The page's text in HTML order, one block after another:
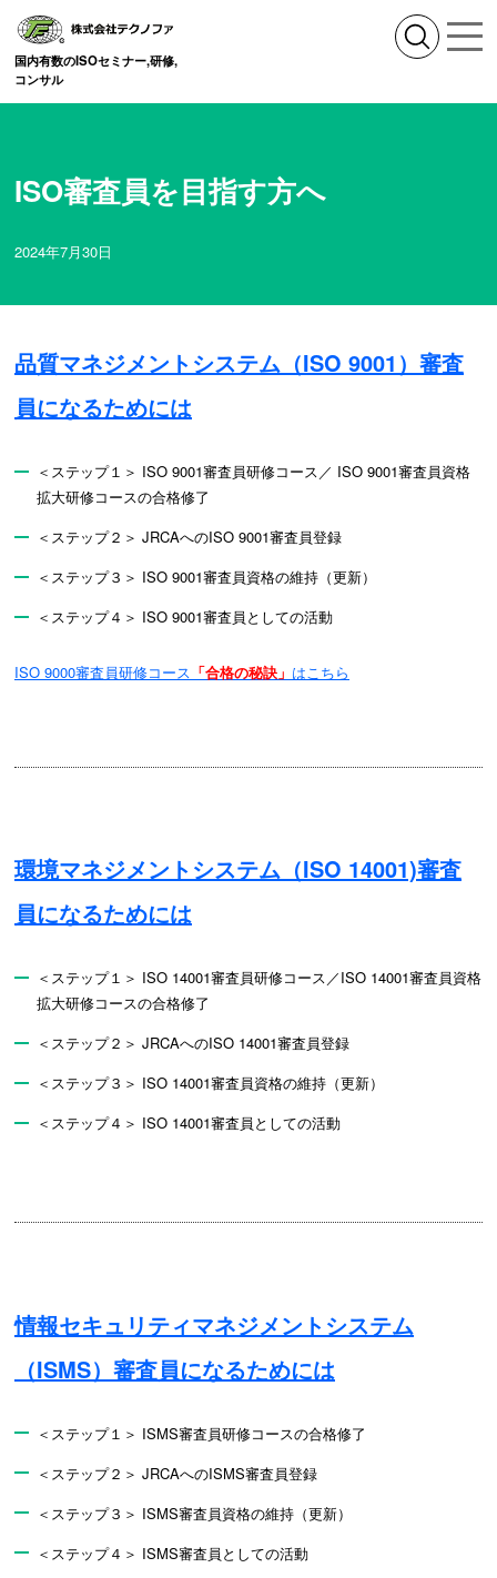
国内有数のISOセミナー,研修,
コンサル
ISO審査員を目指す方へ
2024年7月30日
品質マネジメントシステム（ISO 9001）審査
員になるためには
＜ステップ１＞ ISO 9001審査員研修コース／ ISO 9001審査員資格
拡大研修コースの合格修了
＜ステップ２＞ JRCAへのISO 9001審査員登録
＜ステップ３＞ ISO 9001審査員資格の維持（更新）
＜ステップ４＞ ISO 9001審査員としての活動
ISO 9000審査員研修コース 「合格の秘訣」 はこちら
環境マネジメントシステム（ISO 14001)審査
員になるためには
＜ステップ１＞ ISO 14001審査員研修コース／ISO 14001審査員資格
拡大研修コースの合格修了
＜ステップ２＞ JRCAへのISO 14001審査員登録
＜ステップ３＞ ISO 14001審査員資格の維持（更新）
＜ステップ４＞ ISO 14001審査員としての活動
情報セキュリティマネジメントシステム
（ISMS）審査員になるためには
＜ステップ１＞ ISMS審査員研修コースの合格修了
＜ステップ２＞ JRCAへのISMS審査員登録
＜ステップ３＞ ISMS審査員資格の維持（更新）
＜ステップ４＞ ISMS審査員としての活動